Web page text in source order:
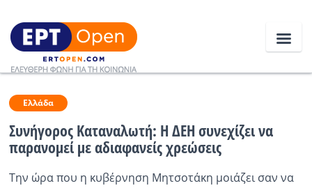
Ειδήσεις
Ελλάδα
Κοινωνία
Ελλάδα
Συνήγορος Καταναλωτή: Η ΔΕΗ συνεχίζει να
παρανομεί με αδιαφανείς χρεώσεις
Την ώρα που η κυβέρνηση Μητσοτάκη μοιάζει σαν να